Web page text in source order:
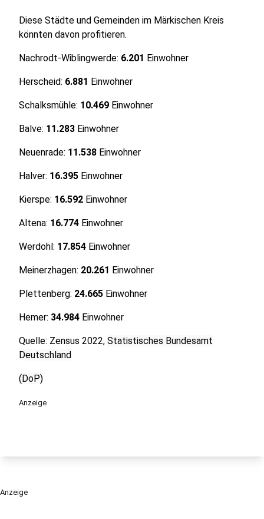
Diese Städte und Gemeinden im Märkischen Kreis
könnten davon profitieren.
Nachrodt-Wiblingwerde: 6.201 Einwohner
Herscheid: 6.881 Einwohner
Schalksmühle: 10.469 Einwohner
Balve: 11.283 Einwohner
Neuenrade: 11.538 Einwohner
Halver: 16.395 Einwohner
Kierspe: 16.592 Einwohner
Altena: 16.774 Einwohner
Werdohl: 17.854 Einwohner
Meinerzhagen: 20.261 Einwohner
Plettenberg: 24.665 Einwohner
Hemer: 34.984 Einwohner
Quelle: Zensus 2022, Statistisches Bundesamt
Deutschland
(DoP)
Anzeige
Anzeige